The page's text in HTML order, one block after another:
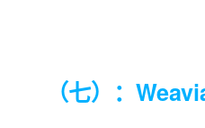
（七）：